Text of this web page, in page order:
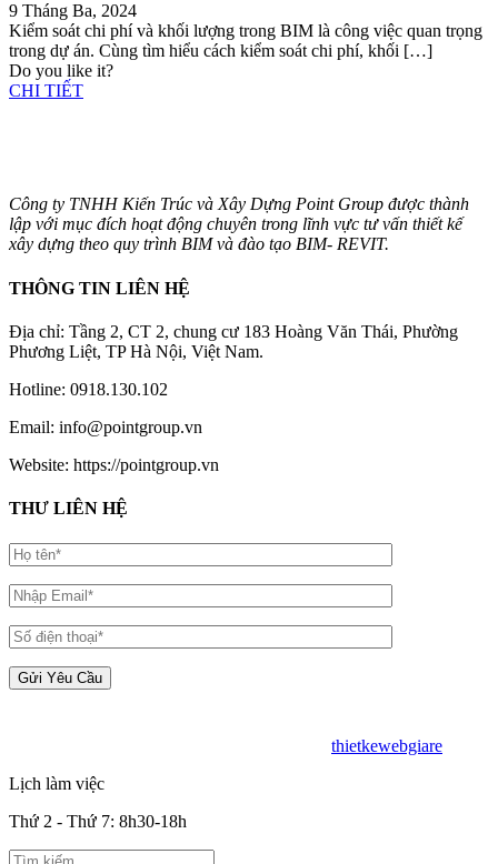
9 Tháng Ba, 2024
Kiểm soát chi phí và khối lượng trong BIM là công việc quan trọng
trong dự án. Cùng tìm hiểu cách kiểm soát chi phí, khối […]
Do you like it?
CHI TIẾT
Công ty TNHH Kiến Trúc và Xây Dựng Point Group được thành
lập với mục đích hoạt động chuyên trong lĩnh vực tư vấn thiết kế
xây dựng theo quy trình BIM và đào tạo BIM- REVIT.
THÔNG TIN LIÊN HỆ
Địa chỉ: Tầng 2, CT 2, chung cư 183 Hoàng Văn Thái, Phường
Phương Liệt, TP Hà Nội, Việt Nam.
Hotline: 0918.130.102
Email: info@pointgroup.vn
Website: https://pointgroup.vn
THƯ LIÊN HỆ
thietkewebgiare
Lịch làm việc
Thứ 2 - Thứ 7: 8h30-18h